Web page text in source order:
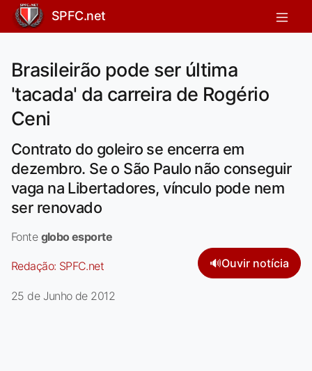
SPFC.net
Brasileirão pode ser última
'tacada' da carreira de Rogério
Ceni
Contrato do goleiro se encerra em
dezembro. Se o São Paulo não conseguir
vaga na Libertadores, vínculo pode nem
ser renovado
Fonte globo esporte
Redação: SPFC.net 🔊Ouvir notícia
25 de Junho de 2012